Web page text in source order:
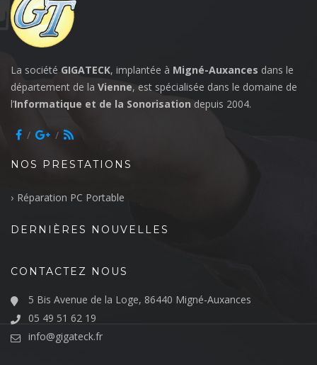
La société GIGATECK, implantée à Migné-Auxances dans le
département de la Vienne, est spécialisée dans le domaine de
l’Informatique et de la Sonorisation depuis 2004.
NOS PRESTATIONS
Réparation PC Portable
DERNIÈRES NOUVELLES
CONTACTEZ NOUS
5 Bis Avenue de la Loge, 86440 Migné-Auxances
05 49 51 62 19
info@gigateck.fr